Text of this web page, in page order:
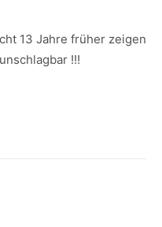
13 Jahre früher zeigen
!!!